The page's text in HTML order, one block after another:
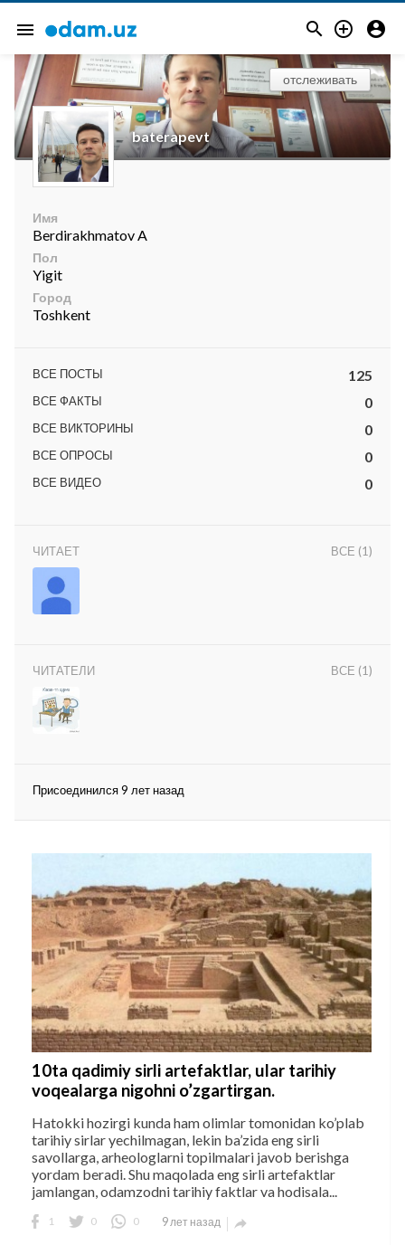
menu   
baterapevt
отслеживать
Имя
Berdirakhmatov A
Пол
Yigit
Город
Toshkent
ВСЕ ПОСТЫ 125
ВСЕ ФАКТЫ 0
ВСЕ ВИКТОРИНЫ 0
ВСЕ ОПРОСЫ 0
ВСЕ ВИДЕО 0
ЧИТАЕТ ВСЕ (1)
ЧИТАТЕЛИ ВСЕ (1)
Присоединился 9 лет назад
10ta qadimiy sirli artefaktlar, ular tarihiy
voqealarga nigohni o’zgartirgan.
Hatokki hozirgi kunda ham olimlar tomonidan ko’plab
tarihiy sirlar yechilmagan, lekin ba’zida eng sirli
savollarga, arheologlarni topilmalari javob berishga
yordam beradi. Shu maqolada eng sirli artefaktlar
jamlangan, odamzodni tarihiy faktlar va hodisala...
1 0 0 9 лет назад 